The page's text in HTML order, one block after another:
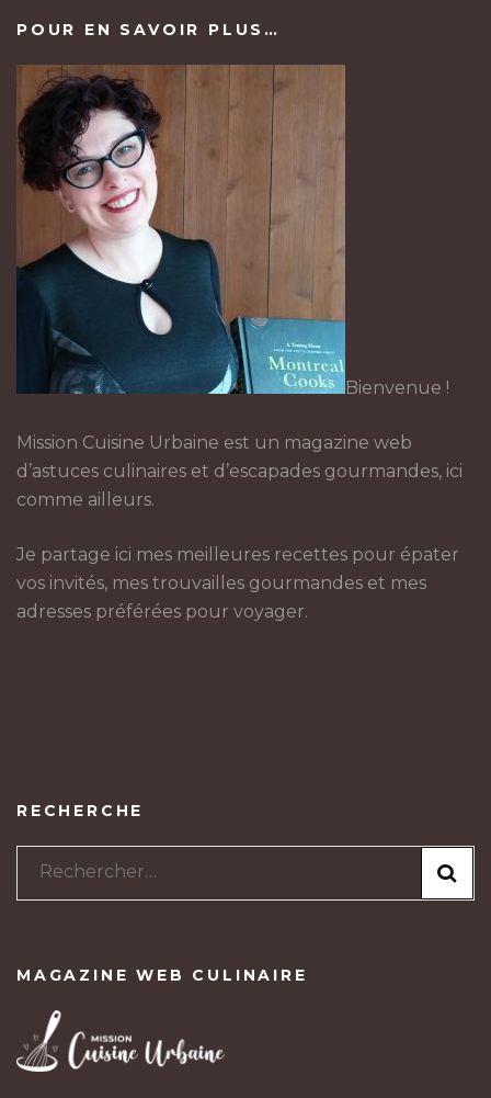
POUR EN SAVOIR PLUS…
Bienvenue !
Mission Cuisine Urbaine est un magazine web
d’astuces culinaires et d’escapades gourmandes, ici
comme ailleurs.
Je partage ici mes meilleures recettes pour épater
vos invités, mes trouvailles gourmandes et mes
adresses préférées pour voyager.
RECHERCHE
Rechercher :
MAGAZINE WEB CULINAIRE